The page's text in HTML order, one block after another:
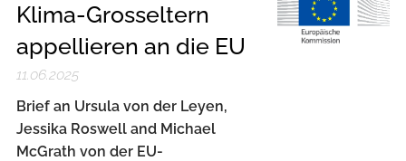
Klima-Grosseltern
appellieren an die EU
11.06.2025
Brief an Ursula von der Leyen,
Jessika Roswell and Michael
McGrath von der EU-